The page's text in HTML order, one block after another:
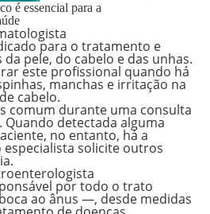
é essencial para a
para o tratamento e
pele, do cabelo e das unhas.
este profissional quando há
manchas e irritação na
cabelo.
comum durante uma consulta
detectada alguma
no entanto, há a
solicite outros
por todo o trato
ao ânus —, desde medidas